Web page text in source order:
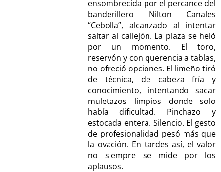
ensombrecida por el percance del
banderillero Nilton Canales
“Cebolla”, alcanzado al intentar
saltar al callejón. La plaza se heló
por un momento. El toro,
reservón y con querencia a tablas,
no ofreció opciones. El limeño tiró
de técnica, de cabeza fría y
conocimiento, intentando sacar
muletazos limpios donde solo
había dificultad. Pinchazo y
estocada entera. Silencio. El gesto
de profesionalidad pesó más que
la ovación. En tardes así, el valor
no siempre se mide por los
aplausos.